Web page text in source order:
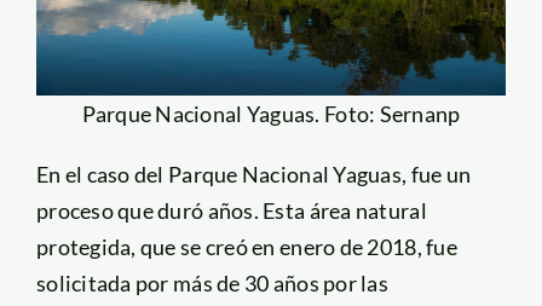
Parque Nacional Yaguas. Foto: Sernanp
En el caso del Parque Nacional Yaguas, fue un
proceso que duró años. Esta área natural
protegida, que se creó en enero de 2018, fue
solicitada por más de 30 años por las